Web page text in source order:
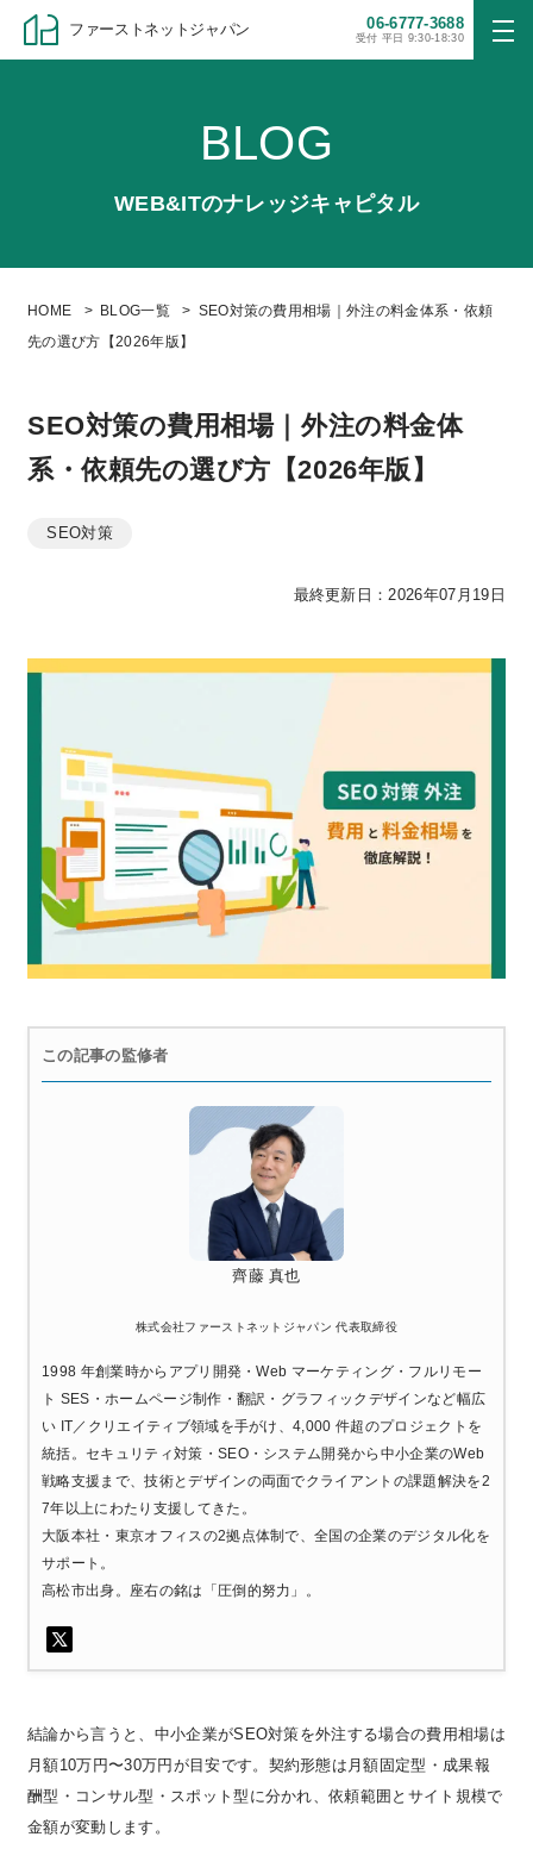
ファーストネットジャパン 06-6777-3688
受付 平日 9:30-18:30
BLOG
WEB&ITのナレッジキャピタル
HOME BLOG一覧
SEO対策の費用相場｜外注の料金体系・依頼
先の選び方【2026年版】
SEO対策の費用相場｜外注の料金体
系・依頼先の選び方【2026年版】
SEO対策
最終更新日：2026年07月19日
この記事の監修者
齊藤 真也
株式会社ファーストネットジャパン 代表取締役
1998 年創業時からアプリ開発・Web マーケティング・フルリモー
ト SES・ホームページ制作・翻訳・グラフィックデザインなど幅広
い IT／クリエイティブ領域を手がけ、4,000 件超のプロジェクトを
統括。セキュリティ対策・SEO・システム開発から中小企業のWeb
戦略支援まで、技術とデザインの両面でクライアントの課題解決を2
7年以上にわたり支援してきた。
大阪本社・東京オフィスの2拠点体制で、全国の企業のデジタル化を
サポート。
高松市出身。座右の銘は「圧倒的努力」。
結論から言うと、中小企業がSEO対策を外注する場合の費用相場は
月額10万円〜30万円が目安です。 契約形態は月額固定型・成果報
酬型・コンサル型・スポット型に分かれ、依頼範囲とサイト規模で
金額が変動します。